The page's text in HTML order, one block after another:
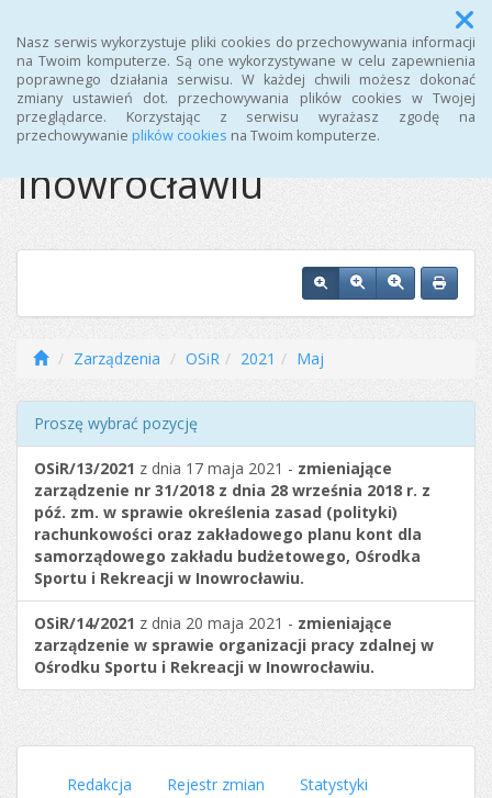
Nasz serwis wykorzystuje pliki cookies do przechowywania informacji
na Twoim komputerze. Są one wykorzystywane w celu zapewnienia
poprawnego działania serwisu. W każdej chwili możesz dokonać
zmiany ustawień dot. przechowywania plików cookies w Twojej
przeglądarce. Korzystając z serwisu wyrażasz zgodę na
przechowywanie plików cookies na Twoim komputerze.
Menu
Ośrodek Sportu i
Rekreacji w
Inowrocławiu
Zarządzenia OSiR 2021 Maj
Proszę wybrać pozycję
OSiR/13/2021 z dnia 17 maja 2021 - zmieniające
zarządzenie nr 31/2018 z dnia 28 września 2018 r. z
póź. zm. w sprawie określenia zasad (polityki)
rachunkowości oraz zakładowego planu kont dla
samorządowego zakładu budżetowego, Ośrodka
Sportu i Rekreacji w Inowrocławiu.
OSiR/14/2021 z dnia 20 maja 2021 - zmieniające
zarządzenie w sprawie organizacji pracy zdalnej w
Ośrodku Sportu i Rekreacji w Inowrocławiu.
Redakcja Rejestr zmian Statystyki